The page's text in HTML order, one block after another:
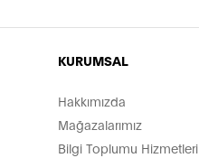
KURUMSAL
Hakkımızda
Mağazalarımız
Bilgi Toplumu Hizmetleri